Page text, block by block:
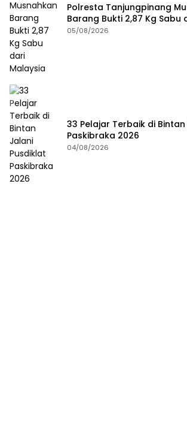
Polresta Tanjungpinang
Barang Bukti 2,87 Kg Sabu
05/08/2026
33 Pelajar Terbaik di
Paskibraka 2026
04/08/2026